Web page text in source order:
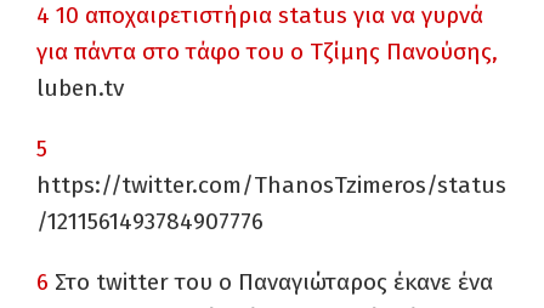
4 10 αποχαιρετιστήρια status για να γυρνά
για πάντα στο τάφο του ο Τζίμης Πανούσης,
luben.tv
5
https://twitter.com/ThanosTzimeros/status
/1211561493784907776
6 Στο twitterτου ο Παναγιώταρος έκανε ένα